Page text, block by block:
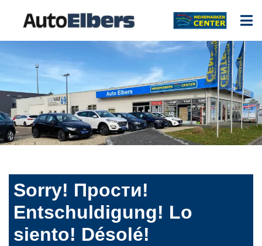
Sorry! Прости!
Entschuldigung! Lo
siento! Désolé!